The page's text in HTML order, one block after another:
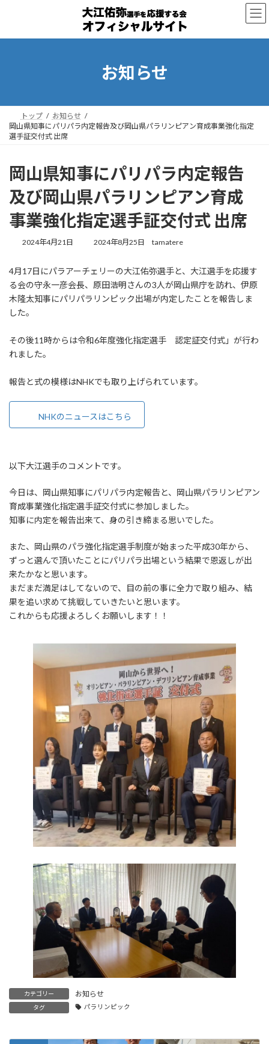
ン
ー
お知らせ
トップ
お知らせ
岡山県知事にパリパラ内定報告及び岡山県パラリンピアン育成事業強化指定
選手証交付式 出席
岡山県知事にパリパラ内定報告
及び岡山県パラリンピアン育成
事業強化指定選手証交付式 出席
2024年4月21日
最
新
日
時
2024年8月25日 tamatere
4月17日にパラアーチェリーの大江佑弥選手と、大江選手を応援す
る会の守永一彦会長、原田浩明さんの3人が岡山県庁を訪れ、伊原
木隆太知事にパリパラリンピック出場が内定したことを報告しま
した。
その後11時からは令和6年度強化指定選手 認定証交付式」が行わ
れました。
報告と式の模様はNHKでも取り上げられています。
NHKのニュースはこちら
以下大江選手のコメントです。
今日は、岡山県知事にパリパラ内定報告と、岡山県パラリンピアン
育成事業強化指定選手証交付式に参加しました。
知事に内定を報告出来て、身の引き締まる思いでした。
また、岡山県のパラ強化指定選手制度が始まった平成30年から、
ずっと選んで頂いたことにパリパラ出場という結果で恩返しが出
来たかなと思います。
まだまだ満足はしてないので、目の前の事に全力で取り組み、結
果を追い求めて挑戦していきたいと思います。
これからも応援よろしくお願いします！！
カテゴリー お知らせ
タグ パラリンピック